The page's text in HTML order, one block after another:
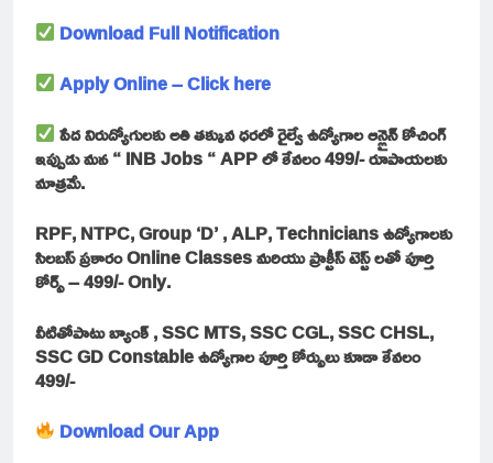
Download Full Notification
Apply Online – Click here
పేద నిరుద్యోగులకు అతి తక్కువ ధరలో రైల్వే ఉద్యోగాల ఆన్లైన్ కోచింగ్
ఇప్పుడు మన “ INB Jobs “ APP లో కేవలం 499/- రూపాయలకు
మాత్రమే.
RPF, NTPC, Group ‘D’ , ALP, Technicians ఉద్యోగాలకు
సిలబస్ ప్రకారం Online Classes మరియు ప్రాక్టీస్ టెస్ట్ లతో పూర్తి
కోర్స్ – 499/- Only.
వీటితోపాటు బ్యాంక్ , SSC MTS, SSC CGL, SSC CHSL,
SSC GD Constable ఉద్యోగాల పూర్తి కోర్సులు కూడా కేవలం
499/-
Download Our App